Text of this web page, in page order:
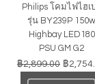
Philips โคมไฟไฮเ
รุ่น BY239P 150w
Highbay LED180
PSU GM G2
ราคาปกติ
฿2,899.00 ราคาข
฿